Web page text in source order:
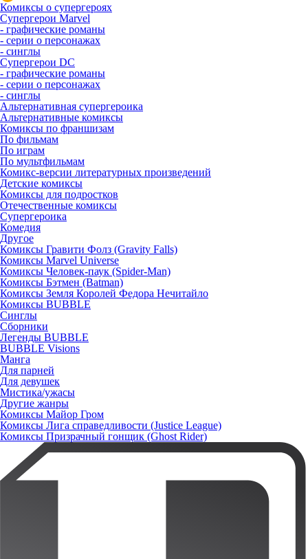
Комиксы о супергероях
Супергерои Marvel
- графические романы
- серии о персонажах
- синглы
Супергерои DC
- графические романы
- серии о персонажах
- синглы
Альтернативная супергероика
Альтернативные комиксы
Комиксы по франшизам
По фильмам
По играм
По мультфильмам
Комикс-версии литературных произведений
Детские комиксы
Комиксы для подростков
Отечественные комиксы
Супергероика
Комедия
Другое
Комиксы Гравити Фолз (Gravity Falls)
Комиксы Marvel Universe
Комиксы Человек-паук (Spider-Man)
Комиксы Бэтмен (Batman)
Комиксы Земля Королей Федора Нечитайло
Комиксы BUBBLE
Синглы
Сборники
Легенды BUBBLE
BUBBLE Visions
Манга
Для парней
Для девушек
Мистика/ужасы
Другие жанры
Комиксы Майор Гром
Комиксы Лига справедливости (Justice League)
Комиксы Призрачный гонщик (Ghost Rider)